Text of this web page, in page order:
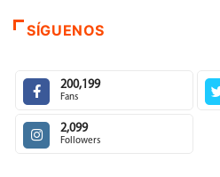
SÍGUENOS
200,199
Fans
2,099
Followers